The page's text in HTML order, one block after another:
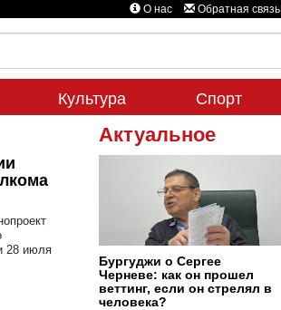
О нас Обратная связь
Культура Спорт
28 июля
Актуальное
Бургуджи о Сергее
Черневе: как он прошел
веттинг, если он стрелял в
человека?